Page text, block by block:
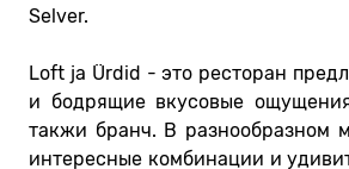
Selver.
Loft ja Ürdid - это ресторан
и бодрящие вкусовые
такжи бранч. В разнообразном
интересные комбинации и